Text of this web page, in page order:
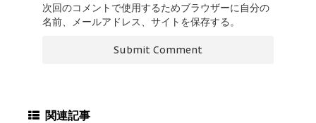
次回のコメントで使用するためブラウザーに自分の
名前、メールアドレス、サイトを保存する。
関連記事